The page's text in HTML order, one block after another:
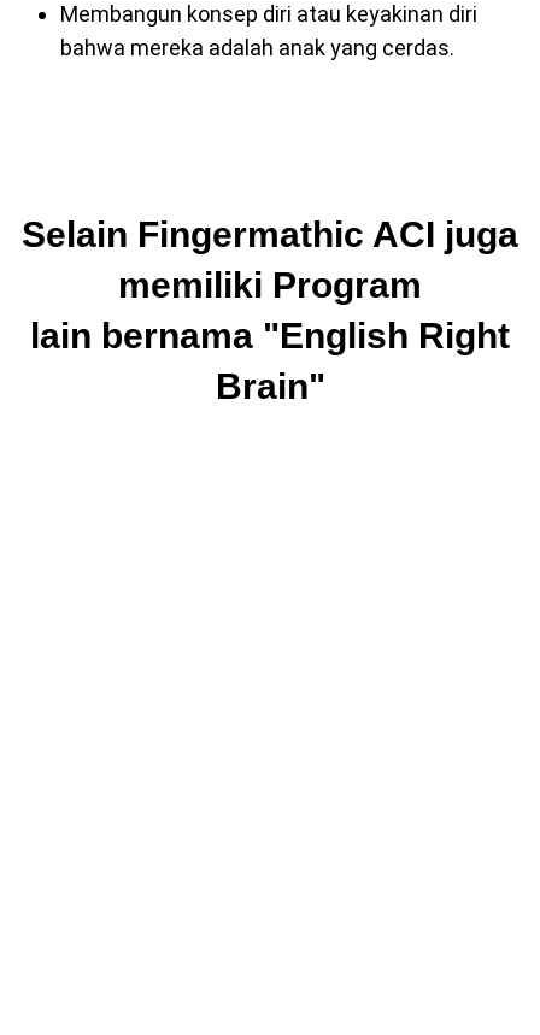
Membangun konsep diri atau keyakinan diri
bahwa mereka adalah anak yang cerdas.
Selain Fingermathic ACI juga
memiliki Program
lain bernama "English Right
Brain"